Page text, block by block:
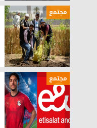
مجتمع
مجتمع